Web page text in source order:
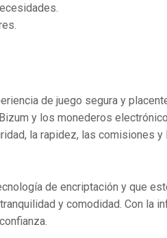
de juego segura y
y los monederos
la rapidez, las comisiones
de encriptación y que
y comodidad. Con la